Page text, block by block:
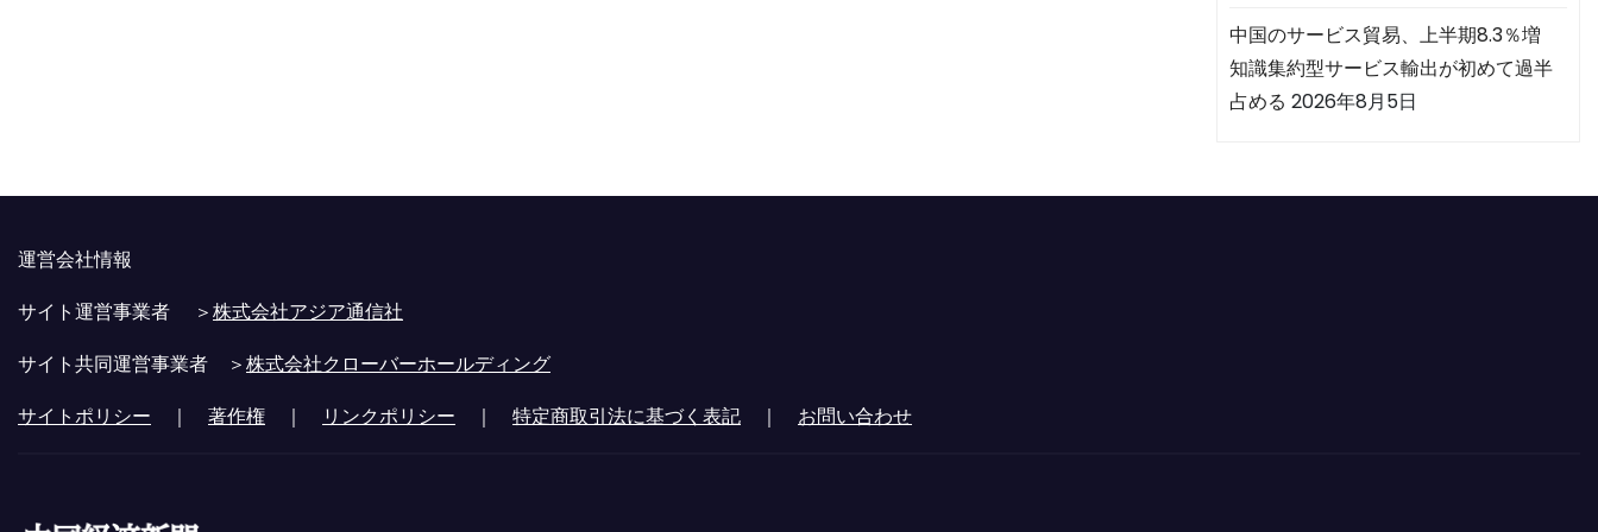
中国のサービス貿易、上半期8.3％増
知識集約型サービス輸出が初めて過半
占める 2026年8月5日
運営会社情報
サイト運営事業者 ＞株式会社アジア通信社
サイト共同運営事業者 ＞株式会社クローバーホールディング
サイトポリシー ｜ 著作権 ｜ リンクポリシー ｜ 特定商取引法に基づく表記 ｜ お問い合わせ